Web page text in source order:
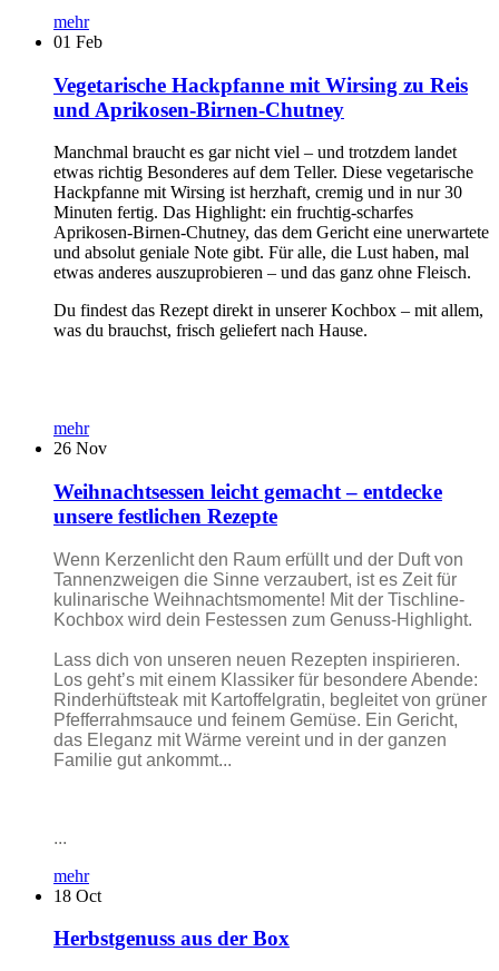
mehr
01 Feb
Vegetarische Hackpfanne mit Wirsing zu Reis
und Aprikosen-Birnen-Chutney
Manchmal braucht es gar nicht viel – und trotzdem landet
etwas richtig Besonderes auf dem Teller. Diese vegetarische
Hackpfanne mit Wirsing ist herzhaft, cremig und in nur 30
Minuten fertig. Das Highlight: ein fruchtig-scharfes
Aprikosen-Birnen-Chutney, das dem Gericht eine unerwartete
und absolut geniale Note gibt. Für alle, die Lust haben, mal
etwas anderes auszuprobieren – und das ganz ohne Fleisch.
Du findest das Rezept direkt in unserer Kochbox – mit allem,
was du brauchst, frisch geliefert nach Hause.
mehr
26 Nov
Weihnachtsessen leicht gemacht – entdecke
unsere festlichen Rezepte
Wenn Kerzenlicht den Raum erfüllt und der Duft von
Tannenzweigen die Sinne verzaubert, ist es Zeit für
kulinarische Weihnachtsmomente! Mit der Tischline-
Kochbox wird dein Festessen zum Genuss-Highlight.
Lass dich von unseren neuen Rezepten inspirieren.
Los geht’s mit einem Klassiker für besondere Abende:
Rinderhüftsteak mit Kartoffelgratin, begleitet von grüner
Pfefferrahmsauce und feinem Gemüse. Ein Gericht,
das Eleganz mit Wärme vereint und in der ganzen
Familie gut ankommt...
...
mehr
18 Oct
Herbstgenuss aus der Box